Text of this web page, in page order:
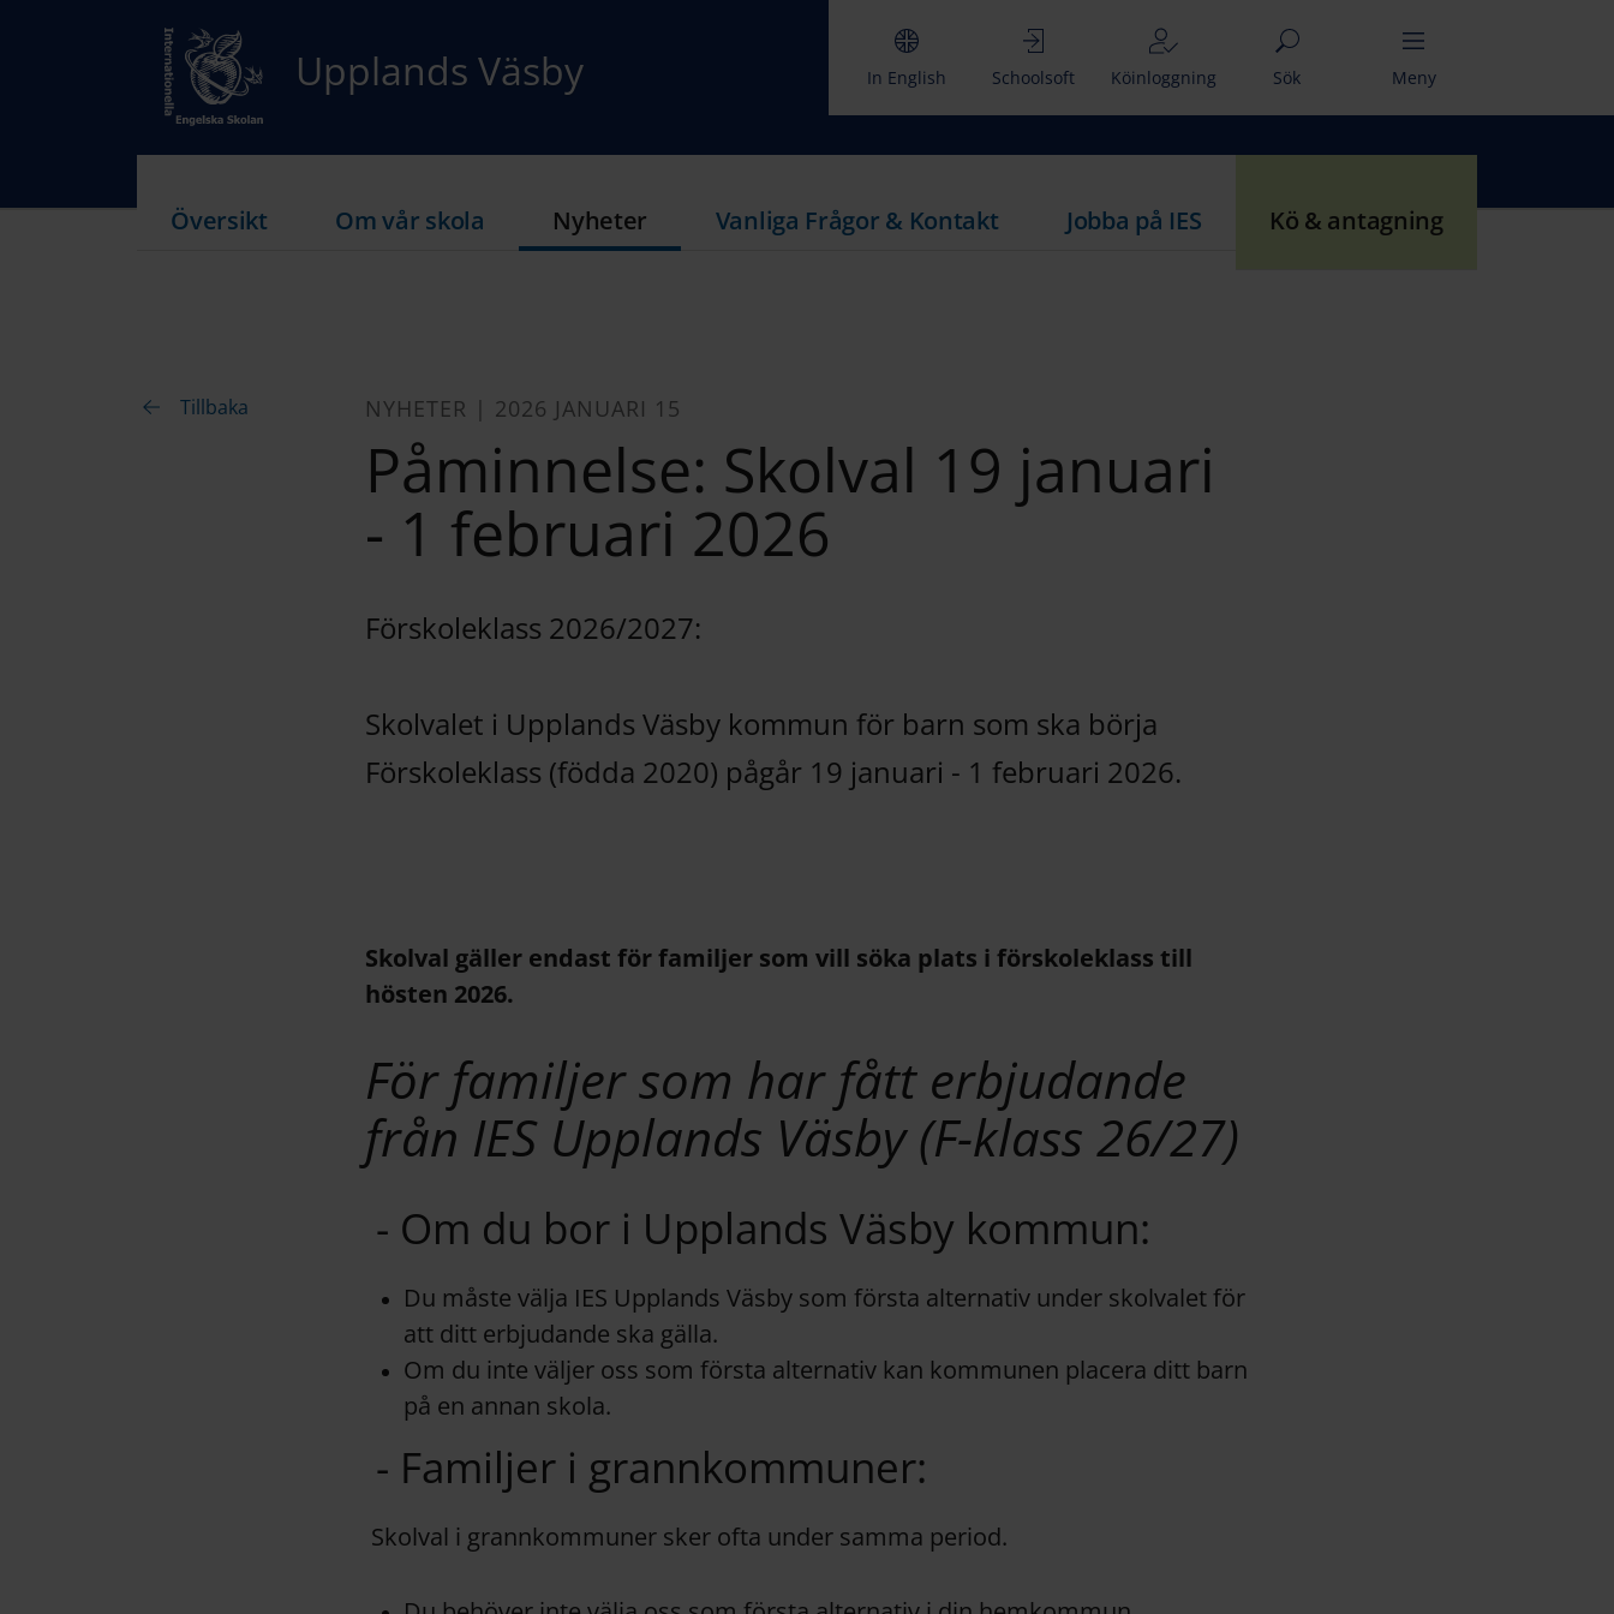
Upplands Väsby In English Schoolsoft Köinloggning Sök Meny
Översikt Om vår skola Nyheter Vanliga Frågor & Kontakt Jobba på IES Kö & antagning
Tillbaka NYHETER | 2026 JANUARI 15
Påminnelse: Skolval 19 januari
- 1 februari 2026
Förskoleklass 2026/2027:
Skolvalet i Upplands Väsby kommun för barn som ska börja
Förskoleklass (födda 2020) pågår 19 januari - 1 februari 2026.
Skolval gäller endast för familjer som vill söka plats i förskoleklass till
hösten 2026.
För familjer som har fått erbjudande
från IES Upplands Väsby (F-klass 26/27)
- Om du bor i Upplands Väsby kommun:
Du måste välja IES Upplands Väsby som första alternativ under skolvalet för
att ditt erbjudande ska gälla.
Om du inte väljer oss som första alternativ kan kommunen placera ditt barn
på en annan skola.
- Familjer i grannkommuner:
Skolval i grannkommuner sker ofta under samma period.